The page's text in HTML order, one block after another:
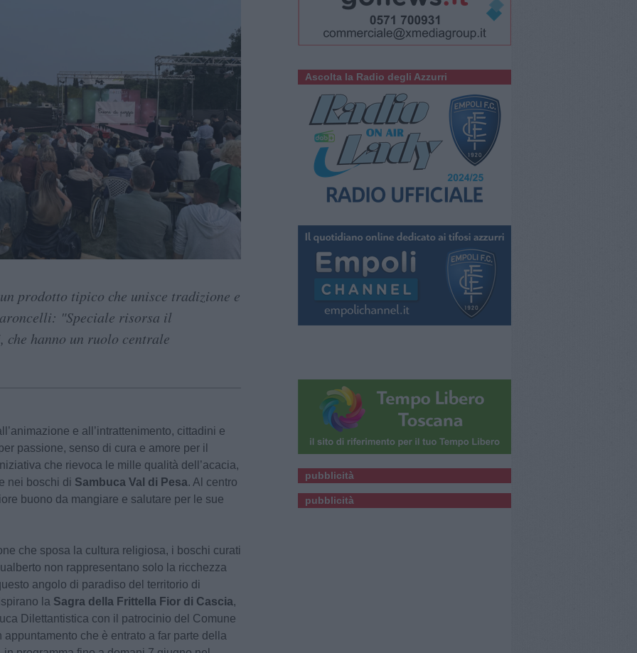
prodotto tipico che unisce tradizione e
"Speciale risorsa il
hanno un ruolo centrale
e all’intrattenimento, cittadini e
passione, senso di cura e amore per il
che rievoca le mille qualità dell’acacia,
nei boschi di Sambuca Val di Pesa. Al centro
buono da mangiare e salutare per le sue
che sposa la cultura religiosa, i boschi curati
non rappresentano solo la ricchezza
angolo di paradiso del territorio di
la Sagra della Frittella Fior di Cascia,
Dilettantistica con il patrocinio del Comune
che è entrato a far parte della
Ascolta la Radio degli Azzurri
pubblicità
pubblicità